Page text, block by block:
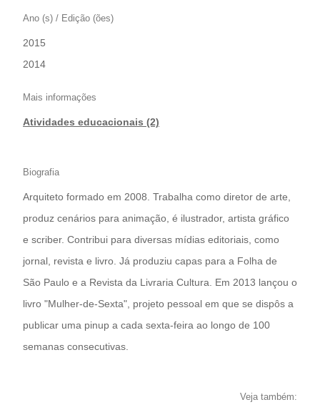
Ano (s) / Edição (ões)
2015
|2014
Mais informações
Atividades educacionais (2)
Biografia
Arquiteto formado em 2008. Trabalha como diretor de arte,
produz cenários para animação, é ilustrador, artista gráfico
e scriber. Contribui para diversas mídias editoriais, como
jornal, revista e livro. Já produziu capas para a Folha de
São Paulo e a Revista da Livraria Cultura. Em 2013 lançou o
livro "Mulher-de-Sexta", projeto pessoal em que se dispôs a
publicar uma pinup a cada sexta-feira ao longo de 100
semanas consecutivas.
Veja também: